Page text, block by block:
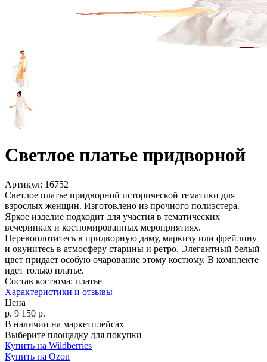
Светлое платье придворной
Артикул: 16752
Светлое платье придворной исторической тематики для
взрослых женщин. Изготовлено из прочного полиэстера.
Яркое изделие подходит для участия в тематических
вечеринках и костюмированных мероприятиях.
Перевоплотитесь в придворную даму, маркизу или фрейлину
и окунитесь в атмосферу старины и ретро. Элегантный белый
цвет придает особую очарование этому костюму. В комплекте
идет только платье.
Состав костюма: платье
Характеристики и отзывы
Цена
р. 9 150 р.
В наличии на маркетплейсах
Выберите площадку для покупки
Купить на Wildberries
Купить на Ozon